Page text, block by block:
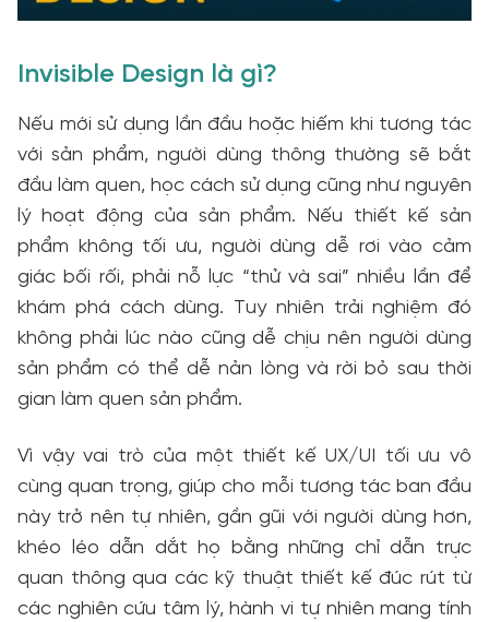
Invisible Design là gì?
Nếu mới sử dụng lần đầu hoặc hiếm khi tương tác
với sản phẩm, người dùng thông thường sẽ bắt
đầu làm quen, học cách sử dụng cũng như nguyên
lý hoạt động của sản phẩm. Nếu thiết kế sản
phẩm không tối ưu, người dùng dễ rơi vào cảm
giác bối rối, phải nỗ lực “thử và sai” nhiều lần để
khám phá cách dùng. Tuy nhiên trải nghiệm đó
không phải lúc nào cũng dễ chịu nên người dùng
sản phẩm có thể dễ nản lòng và rời bỏ sau thời
gian làm quen sản phẩm.
Vì vậy vai trò của một thiết kế UX/UI tối ưu vô
cùng quan trọng, giúp cho mỗi tương tác ban đầu
này trở nên tự nhiên, gần gũi với người dùng hơn,
khéo léo dẫn dắt họ bằng những chỉ dẫn trực
quan thông qua các kỹ thuật thiết kế đúc rút từ
các nghiên cứu tâm lý, hành vi tự nhiên mang tính